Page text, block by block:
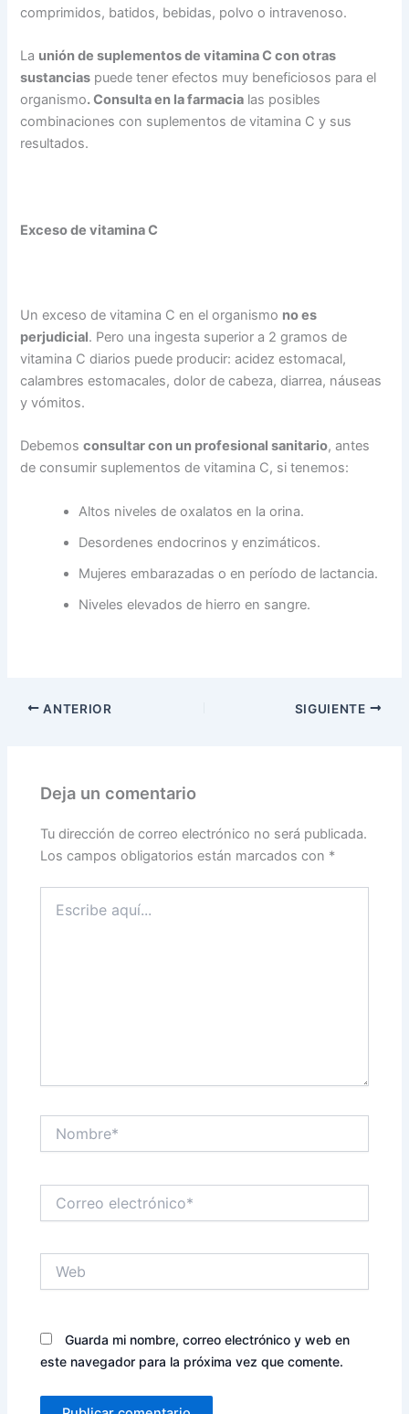
comprimidos, batidos, bebidas, polvo o intravenoso.
La unión de suplementos de vitamina C con otras
sustancias puede tener efectos muy beneficiosos para el
organismo. Consulta en la farmacia las posibles
combinaciones con suplementos de vitamina C y sus
resultados.
Exceso de vitamina C
Un exceso de vitamina C en el organismo no es
perjudicial. Pero una ingesta superior a 2 gramos de
vitamina C diarios puede producir: acidez estomacal,
calambres estomacales, dolor de cabeza, diarrea, náuseas
y vómitos.
Debemosconsultar con un profesional sanitario, antes
de consumir suplementos de vitamina C, si tenemos:
Altos niveles de oxalatos en la orina.
Desordenes endocrinos y enzimáticos.
Mujeres embarazadas o en período de lactancia.
Niveles elevados de hierro en sangre.
ANTERIOR SIGUIENTE
Deja un comentario
Tu dirección de correo electrónico no será publicada.
Los campos obligatorios están marcados con *
aquí...
electrónico*
Guarda mi nombre, correo electrónico y web en
este navegador para la próxima vez que comente.